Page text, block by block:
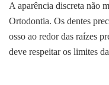
A aparência discreta não
Ortodontia. Os dentes
osso ao redor das raízes
deve respeitar os limites